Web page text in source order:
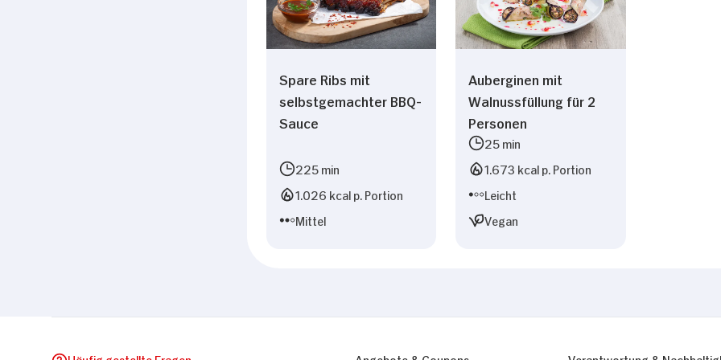
Spare Ribs mit
selbstgemachter BBQ-
Sauce
225 min
1.026 kcal p. Portion
Mittel
Auberginen mit
Walnussfüllung für 2
Personen
25 min
1.673 kcal p. Portion
Leicht
Vegan